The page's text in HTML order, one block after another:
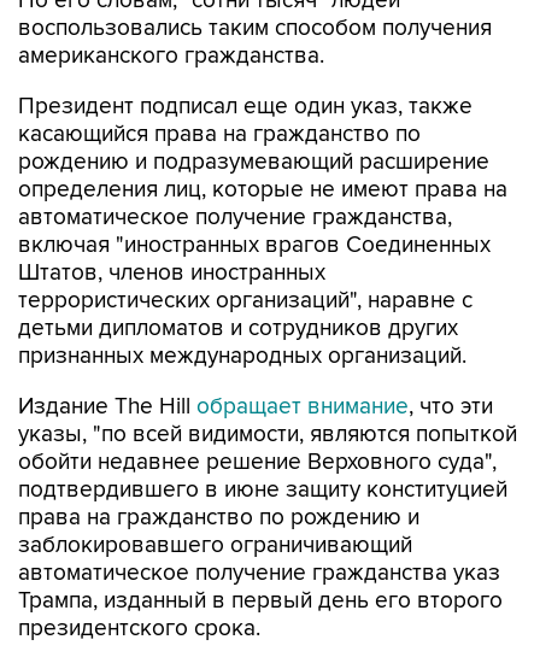
воспользовались таким способом получения
американского гражданства.
Президент подписал еще один указ, также
касающийся права на гражданство по
рождению и подразумевающий расширение
определения лиц, которые не имеют права на
автоматическое получение гражданства,
включая "иностранных врагов Соединенных
Штатов, членов иностранных
террористических организаций", наравне с
детьми дипломатов и сотрудников других
признанных международных организаций.
Издание The Hill обращает внимание, что эти
указы, "по всей видимости, являются попыткой
обойти недавнее решение Верховного суда",
подтвердившего в июне защиту конституцией
права на гражданство по рождению и
заблокировавшего ограничивающий
автоматическое получение гражданства указ
Трампа, изданный в первый день его второго
президентского срока.